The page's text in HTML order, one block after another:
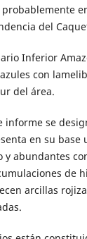
del
Inferior
con
del área.
informe se
en su base
abundantes
de
arcillas